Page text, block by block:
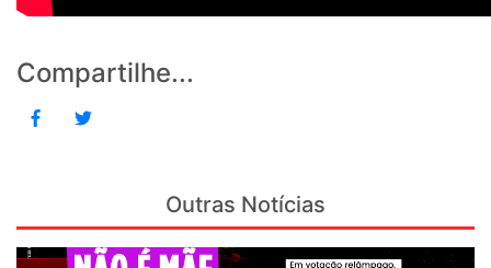
Compartilhe...
Outras Notícias